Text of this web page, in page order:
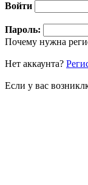
Войти
Пароль:
Почему нужна
Нет аккаунта?
Если у вас